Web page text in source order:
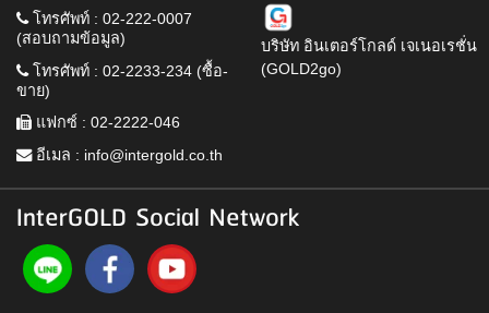
โทรศัพท์ : 02-222-0007
(สอบถามข้อมูล)
โทรศัพท์ : 02-2233-234 (ซื้อ-
ขาย)
แฟกซ์ : 02-2222-046
อีเมล : info@intergold.co.th
บริษัท อินเตอร์โกลด์ เจเนอเรชั่น
(GOLD2go)
InterGOLD Social Network